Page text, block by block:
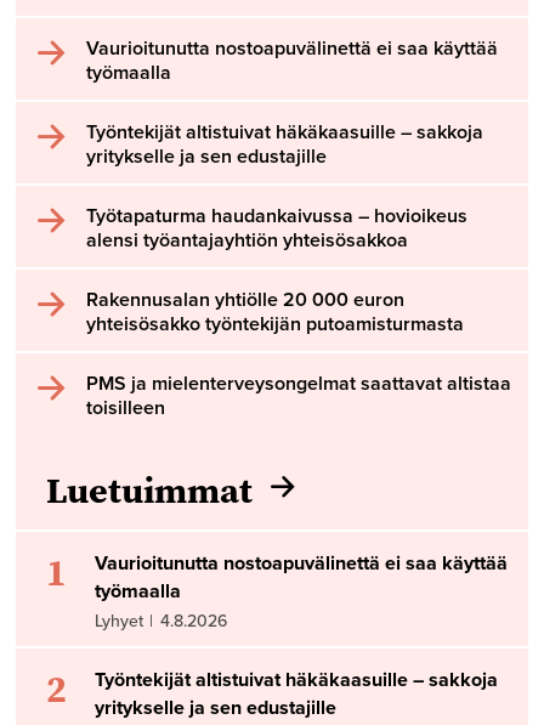
Vaurioitunutta nostoapuvälinettä ei saa käyttää
työmaalla
Työntekijät altistuivat häkäkaasuille – sakkoja
yritykselle ja sen edustajille
Työtapaturma haudankaivussa – hovioikeus
alensi työantajayhtiön yhteisösakkoa
Rakennusalan yhtiölle 20 000 euron
yhteisösakko työntekijän putoamisturmasta
PMS ja mielenterveysongelmat saattavat altistaa
toisilleen
Luetuimmat
1
Vaurioitunutta nostoapuvälinettä ei saa käyttää
työmaalla
Lyhyet | 4.8.2026
2
Työntekijät altistuivat häkäkaasuille – sakkoja
yritykselle ja sen edustajille